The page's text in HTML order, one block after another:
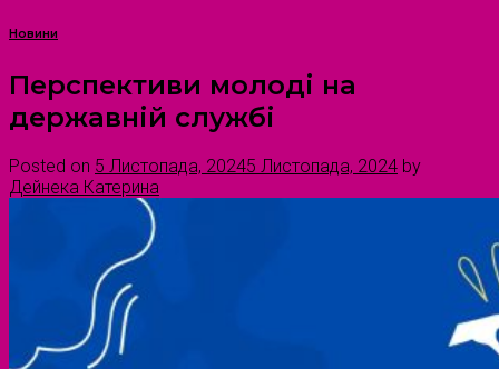
Новини
Перспективи молоді на
державній службі
Posted on 5 Листопада, 20245 Листопада, 2024 by
Дейнека Катерина